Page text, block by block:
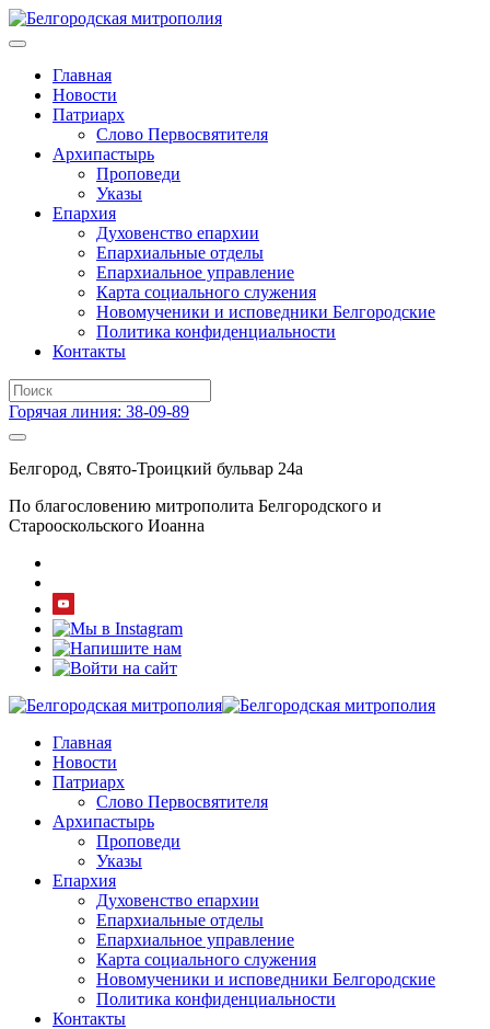
Главная
Новости
Патриарх
Слово Первосвятителя
Архипастырь
Проповеди
Указы
Епархия
Духовенство епархии
Епархиальные отделы
Епархиальное управление
Карта социального служения
Новомученики и исповедники Белгородские
Политика конфиденциальности
Контакты
Горячая линия: 38-09-89
Белгород, Свято-Троицкий бульвар 24а
По благословению митрополита Белгородского и
Старооскольского Иоанна
Главная
Новости
Патриарх
Слово Первосвятителя
Архипастырь
Проповеди
Указы
Епархия
Духовенство епархии
Епархиальные отделы
Епархиальное управление
Карта социального служения
Новомученики и исповедники Белгородские
Политика конфиденциальности
Контакты